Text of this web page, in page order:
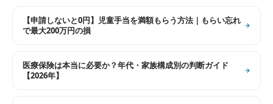
【申請しないと0円】児童手当を満額もらう方法｜もらい忘れ
で最大200万円の損
医療保険は本当に必要か？年代・家族構成別の判断ガイド
【2026年】